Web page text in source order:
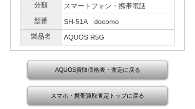
分類
スマートフォン・携帯電話
型番
SH-51A docomo
製品名
AQUOS R5G
AQUOS買取価格表・査定に戻る
スマホ・携帯買取査定トップに戻る